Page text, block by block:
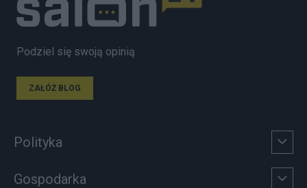
Podziel się swoją opinią
ZAŁÓŻ BLOG
Polityka
Gospodarka